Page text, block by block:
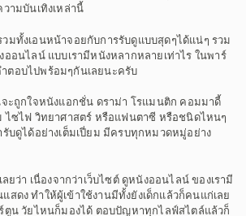
ามบันเทิงเหล่านี้
มทั้งเอนหน้าจอยกับการรับดูแบบสุดๆได้แน่ๆ รวม
ออนไลน์ แบบเรามีหนังหลากหลายเท่าไร ในพาร์
ตอบไปพร้อมๆกันเลยนะครับ
ะถูกใจหนังแอกชั่น ดราม่า โรแมนติก คอมมาดี้
ซไฟ วิทยาศาสตร์ หรือแฟนตาซี หรือชนิดไหนๆ
บดูได้อย่างเต็มเปี่ยม มีครบทุกหมวดหมู่อย่าง
ยว่า เนื่องจากว่าเว็บไซต์ ดูหนังออนไลน์ ของเรามี
สดง ทำให้ผู้เข้าใช้งานมีทั้งยังเด็กแล้วก็คนแก่เลย
ตูน วัยไหนก็มองได้ ตอบปัญหาทุกไลฟ์สไตล์แล้วก็